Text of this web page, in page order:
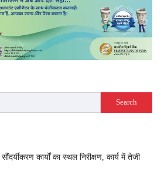
Search
कार्यों का स्थल निरीक्षण, कार्य में तेजी